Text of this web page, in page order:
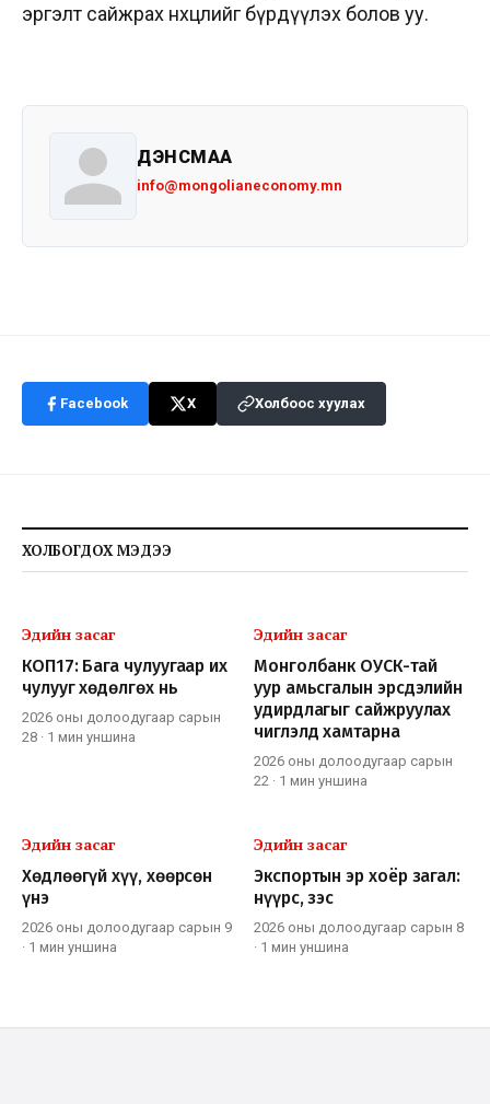
эргэлт сайжрах нөхцөлийг бүрдүүлэх болов уу.
ДЭНСМАА
info@mongolianeconomy.mn
Facebook X Холбоос хуулах
ХОЛБОГДОХ МЭДЭЭ
Эдийн засаг
КОП17: Бага чулуугаар их
чулууг хөдөлгөх нь
2026 оны долоодугаар сарын
28 · 1 мин уншина
Эдийн засаг
Монголбанк ОУСК-тай
уур амьсгалын эрсдэлийн
удирдлагыг сайжруулах
чиглэлд хамтарна
2026 оны долоодугаар сарын
22 · 1 мин уншина
Эдийн засаг
Хөдлөөгүй хүү, хөөрсөн
үнэ
2026 оны долоодугаар сарын 9
· 1 мин уншина
Эдийн засаг
Экспортын эр хоёр загал:
нүүрс, зэс
2026 оны долоодугаар сарын 8
· 1 мин уншина